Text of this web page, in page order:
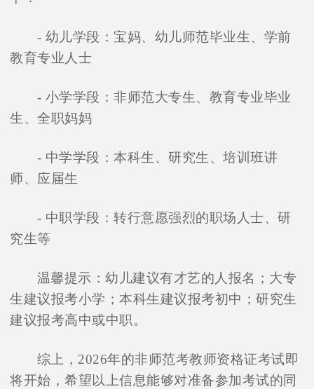
- 幼儿学段：宝妈、幼儿师范毕业生、学前
教育专业人士
- 小学学段：非师范大专生、教育专业毕业
生、全职妈妈
- 中学学段：本科生、研究生、培训班讲
师、应届生
- 中职学段：转行意愿强烈的职场人士、研
究生等
温馨提示：幼儿建议有才艺的人报名；大专
生建议报考小学；本科生建议报考初中；研究生
建议报考高中或中职。
综上，2026年的非师范考教师资格证考试即
将开始，希望以上信息能够对准备参加考试的同